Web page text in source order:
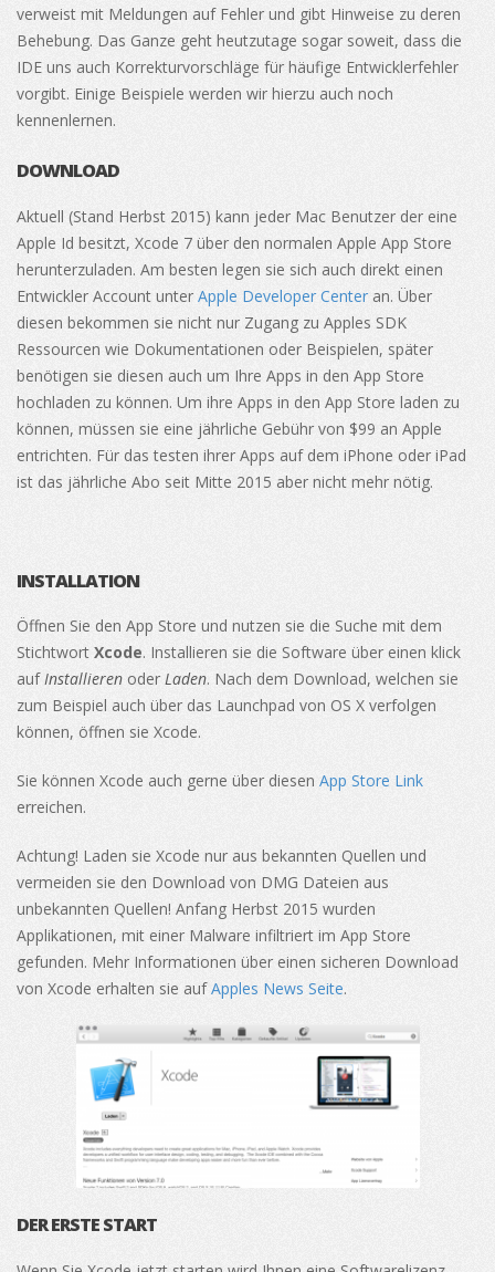
verweist mit Meldungen auf Fehler und gibt Hinweise zu deren
Behebung. Das Ganze geht heutzutage sogar soweit, dass die
IDE uns auch Korrekturvorschläge für häufige Entwicklerfehler
vorgibt. Einige Beispiele werden wir hierzu auch noch
kennenlernen.
DOWNLOAD
Aktuell (Stand Herbst 2015) kann jeder Mac Benutzer der eine
Apple Id besitzt, Xcode 7 über den normalen Apple App Store
herunterzuladen. Am besten legen sie sich auch direkt einen
Entwickler Account unter Apple Developer Center an. Über
diesen bekommen sie nicht nur Zugang zu Apples SDK
Ressourcen wie Dokumentationen oder Beispielen, später
benötigen sie diesen auch um Ihre Apps in den App Store
hochladen zu können. Um ihre Apps in den App Store laden zu
können, müssen sie eine jährliche Gebühr von $99 an Apple
entrichten. Für das testen ihrer Apps auf dem iPhone oder iPad
ist das jährliche Abo seit Mitte 2015 aber nicht mehr nötig.
INSTALLATION
Öffnen Sie den App Store und nutzen sie die Suche mit dem
Stichtwort Xcode. Installieren sie die Software über einen klick
aufInstallieren oder Laden. Nach dem Download, welchen sie
zum Beispiel auch über das Launchpad von OS X verfolgen
können, öffnen sie Xcode.
Sie können Xcode auch gerne über diesen App Store Link
erreichen.
Achtung! Laden sie Xcode nur aus bekannten Quellen und
vermeiden sie den Download von DMG Dateien aus
unbekannten Quellen! Anfang Herbst 2015 wurden
Applikationen, mit einer Malware infiltriert im App Store
gefunden. Mehr Informationen über einen sicheren Download
von Xcode erhalten sie aufApples News Seite.
DER ERSTE START